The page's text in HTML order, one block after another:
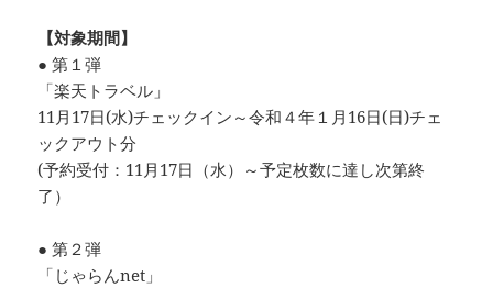
【対象期間】
● 第１弾
「楽天トラベル」
11月17日(水)チェックイン～令和４年１月16日(日)チェ
ックアウト分
(予約受付：11月17日（水）～予定枚数に達し次第終
了）
● 第２弾
「じゃらんnet」